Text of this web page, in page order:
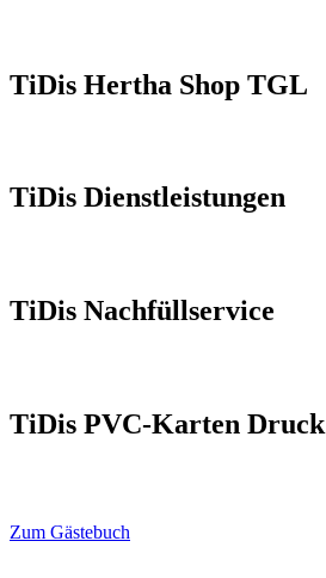
TiDis Hertha Shop TGL
TiDis Dienstleistungen
TiDis Nachfüllservice
TiDis PVC-Karten Druck
Zum Gästebuch